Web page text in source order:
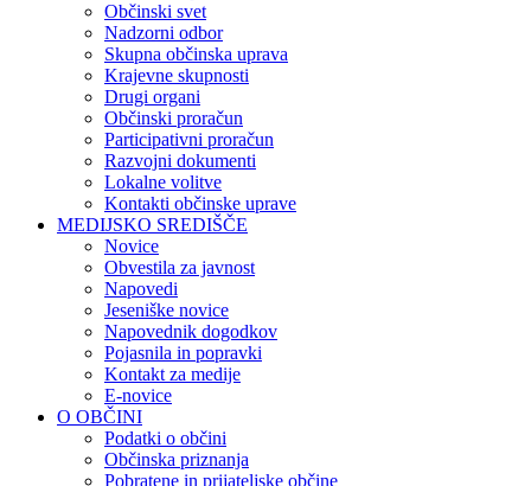
Občinski svet
Nadzorni odbor
Skupna občinska uprava
Krajevne skupnosti
Drugi organi
Občinski proračun
Participativni proračun
Razvojni dokumenti
Lokalne volitve
Kontakti občinske uprave
MEDIJSKO SREDIŠČE
Novice
Obvestila za javnost
Napovedi
Jeseniške novice
Napovednik dogodkov
Pojasnila in popravki
Kontakt za medije
E-novice
O OBČINI
Podatki o občini
Občinska priznanja
Pobratene in prijateljske občine